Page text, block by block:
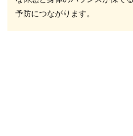
予防につながります。